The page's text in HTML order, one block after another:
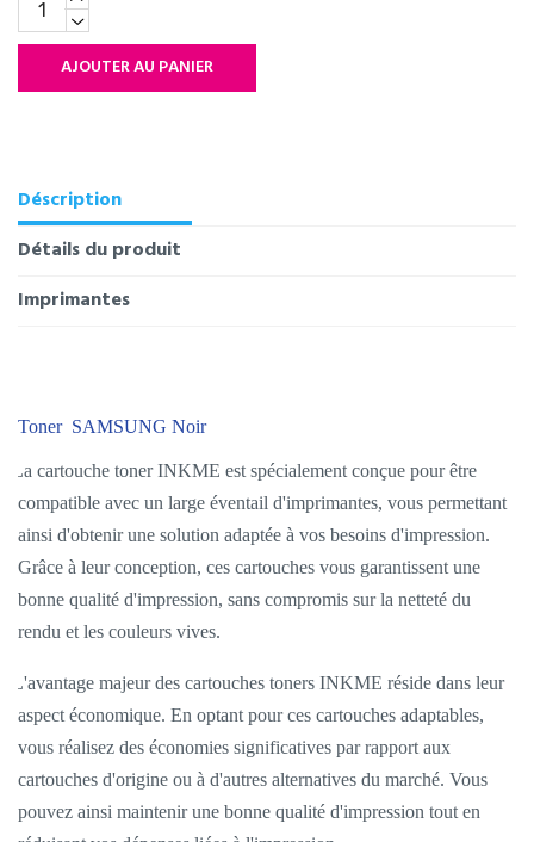
AJOUTER AU PANIER
Déscription
Détails du produit
Imprimantes
Toner SAMSUNG Noir
La cartouche toner INKME est spécialement conçue pour être
compatible avec un large éventail d'imprimantes, vous permettant
ainsi d'obtenir une solution adaptée à vos besoins d'impression.
Grâce à leur conception, ces cartouches vous garantissent une
bonne qualité d'impression, sans compromis sur la netteté du
rendu et les couleurs vives.
L'avantage majeur des cartouches toners INKME réside dans leur
aspect économique. En optant pour ces cartouches adaptables,
vous réalisez des économies significatives par rapport aux
cartouches d'origine ou à d'autres alternatives du marché. Vous
pouvez ainsi maintenir une bonne qualité d'impression tout en